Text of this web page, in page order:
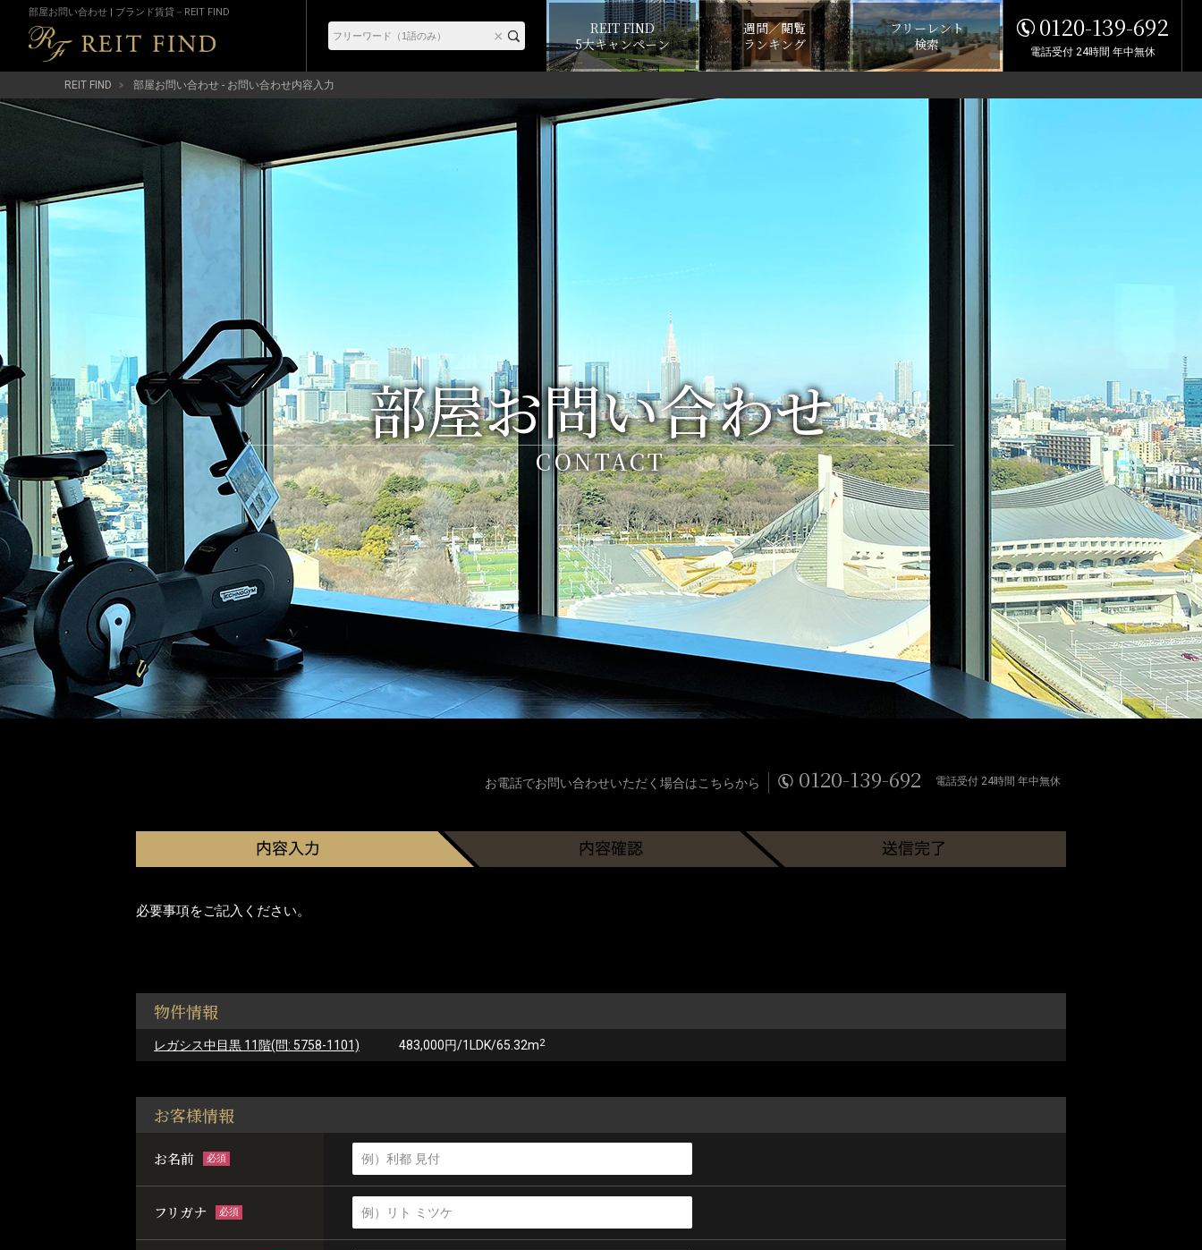
部屋お問い合わせ | ブランド賃貸－REIT FIND
REIT FIND
5大キャンペーン
週間／閲覧
ランキング
フリーレント
検索
0120-139-692
電話受付 24時間 年中無休
REIT FIND 部屋お問い合わせ - お問い合わせ内容入力
部屋お問い合わせ
CONTACT
お電話でお問い合わせいただく場合はこちらから 0120-139-692 電話受付 24時間 年中無休
必要事項をご記入ください。
物件情報
レガシス中目黒 11階(問: 5758-1101) 483,000円/1LDK/65.32m2
お客様情報
お名前 必須
フリガナ 必須